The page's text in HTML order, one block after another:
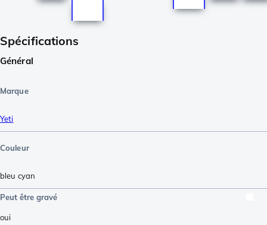
Spécifications
Général
Marque
Yeti
Couleur
bleu cyan
Peut être gravé
oui